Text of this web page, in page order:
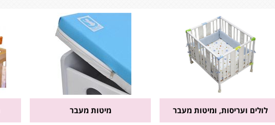
לולים ועריסות, ומיטות מעבר מיטות מעבר